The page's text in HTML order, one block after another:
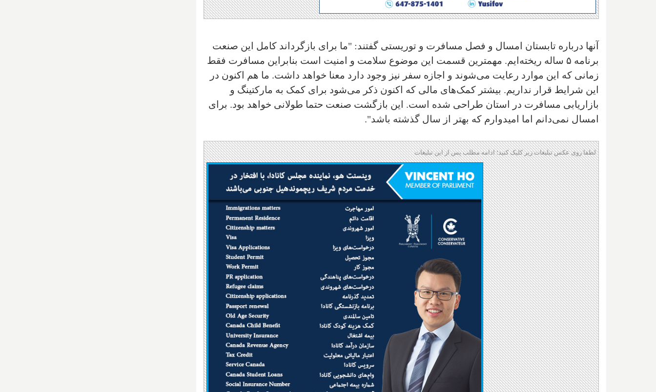
آنها درباره تابستان امسال و فصل مسافرت و توریستی گفتند: "ما برای بازگرداند کامل این صنعت
برنامه ۵ ساله ریخته‌ایم. مهمترین قسمت این موضوع سلامت و امنیت است بنابراین مسافرت فقط
زمانی که این موارد رعایت می‌شوند و اجازه سفر نیز وجود دارد معنا خواهد داشت. ما هم اکنون در
این شرایط قرار نداریم. بیشتر کمک‌های مالی که اکنون ذکر می‌شود برای کمک به مارکتینگ و
بازاریابی مسافرت در استان طراحی شده است. این بازگشت صنعت حتما طولانی خواهد بود. برای
امسال نمی‌دانم اما امیدوارم که بهتر از سال گذشته باشد".
لطفا روی عکس تبلیغات زیر کلیک کنید؛ ادامه مطلب پس از این تبلیغات